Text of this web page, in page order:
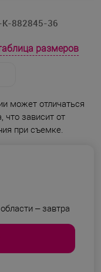
882845-36
размеров
может отличаться
что зависит от
при съемке.
– завтра